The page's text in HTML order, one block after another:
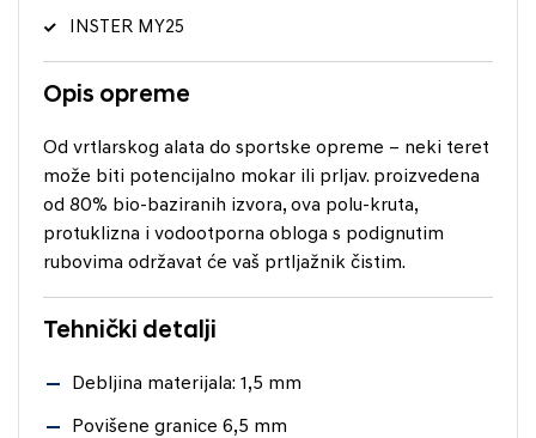
INSTER MY25
Opis opreme
Od vrtlarskog alata do sportske opreme – neki teret
može biti potencijalno mokar ili prljav. proizvedena
od 80% bio-baziranih izvora, ova polu-kruta,
protuklizna i vodootporna obloga s podignutim
rubovima održavat će vaš prtljažnik čistim.
Tehnički detalji
Debljina materijala: 1,5 mm
Povišene granice 6,5 mm